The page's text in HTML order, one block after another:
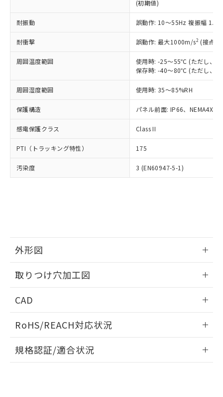
(初期値)
耐振動 誤動作: 10～55Hz 複振幅
耐衝撃 誤動作: 最大1000m/s2 (接点
周囲温度範囲
使用時: -25～55℃ (ただし、氷
保存時: -40～80℃ (ただし、氷
周囲湿度範囲 使用時: 35～85%RH
保護構造 パネル前面: IP66、NEMA4X,
感電保護クラス Class II
PTI（トラッキング特性） 175
汚染度 3 (EN60947-5-1)
外形図
取りつけ穴加工図
CAD
ドすることができます。
ログイン/会員登録
RoHS/REACH対応状況
EU RoHS 注意事項・凡例
規格認証/適合状況
正式な納期状況および標準価格はお客
様のお取引先、またはお客様担当のオ
ムロン制御機器販売店・当社販売員に
販売ネットワーク
」をご確認
在庫状況および標準価格結果を当社の
事前の承諾なく第三者に漏洩または開
示しないようお願いします。
マイパーツ機能（部品リスト作成サー
ビス）をご利用いただくには、I-Web
メンバーズにご登録されている必要が
あります。
お客様が当ウェブサイト上で当社にご
登録された部品リストについて、当社
(PBDE) 1000ppm以下、フタル酸ビス(2-エチルヘキシ
ル) (DEHP)(別名：DOP) 1000ppm以下、フタル酸ブチ
ルベンジル（BBP） 1000ppm以下、フタル酸ジブチル
（DBP） 1000ppm以下、フタル酸ジイソブチル
但し、RoHS指令で産業用監視および制御機器に対する
フタル酸エステル類の４物質については閾値を超える意
図的な使用がないことを確認しています。
※2 対応予定月
部品在庫の切り替え状況などにより、予定
月が前後することがあります。
※3 非含有証明書ダウンロード
※本証明書は発行日時点で非含有を証明す
るもので、過去に遡って非含有を証明する
ものではありません。
また、RoHS指令のフタル酸エステル類４
物質の対応では、対応完了までの期間は出
既に当社にて対応品への在庫切替を完了
していることから、特段のことがない限
り、2022年1月12日より割愛しておりま
す。
ニル類) : 1000ppm、 PBDEs(ポリ臭化ジフェニルエーテ
DBP(フタル酸ジブチル) : 1000ppm、 DIBP(フタル酸ジ
イソブチル) : 1000ppm、 BBP(フタル酸ブチルベンジ
DEHP(フタル酸ビス(2-エチルヘキシル)) : 1000ppm
「ｅ」：有害物質（10物質）のすべてが基
「10」：通常の使用状況下において有害物
質が外部に漏えいし、環境に深刻な影響を
及ぼさない年数を意味します。
「－」：未確認です。当社販売部門へお問
当社は規制貨物を破棄する場合は、完
全に破砕するなど、違法に輸出されな
いよう必要な手段を講じます。
当社は貴社製品を、核兵器、ミサイ
ル、化学兵器、生物兵器またはその他
武器並びにこれらの製造装置等に一切
場合は、上記1、2および3の内容を当
該第三者に通知します。また当社は、
販売先および販売に係わる関係者が違
法に輸出するおそれがある場合は、取
り引きをいたしません。
一定数以上の在庫あり
一定数には満たないが在庫あり
在庫なし(最新の在庫状況につ
いては、お客様のお取引先、ま
たはお客様担当のオムロン制御
機器販売店・当社販売員にご確
白
受注生産機種、また在庫状況の
情報を公開していない機種